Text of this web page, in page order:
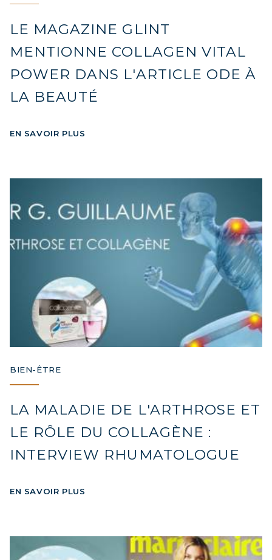
LE MAGAZINE GLINT
MENTIONNE COLLAGEN VITAL
POWER DANS L'ARTICLE ODE À
LA BEAUTÉ
EN SAVOIR PLUS
BIEN-ÊTRE
LA MALADIE DE L'ARTHROSE ET
LE RÔLE DU COLLAGÈNE :
INTERVIEW RHUMATOLOGUE
EN SAVOIR PLUS